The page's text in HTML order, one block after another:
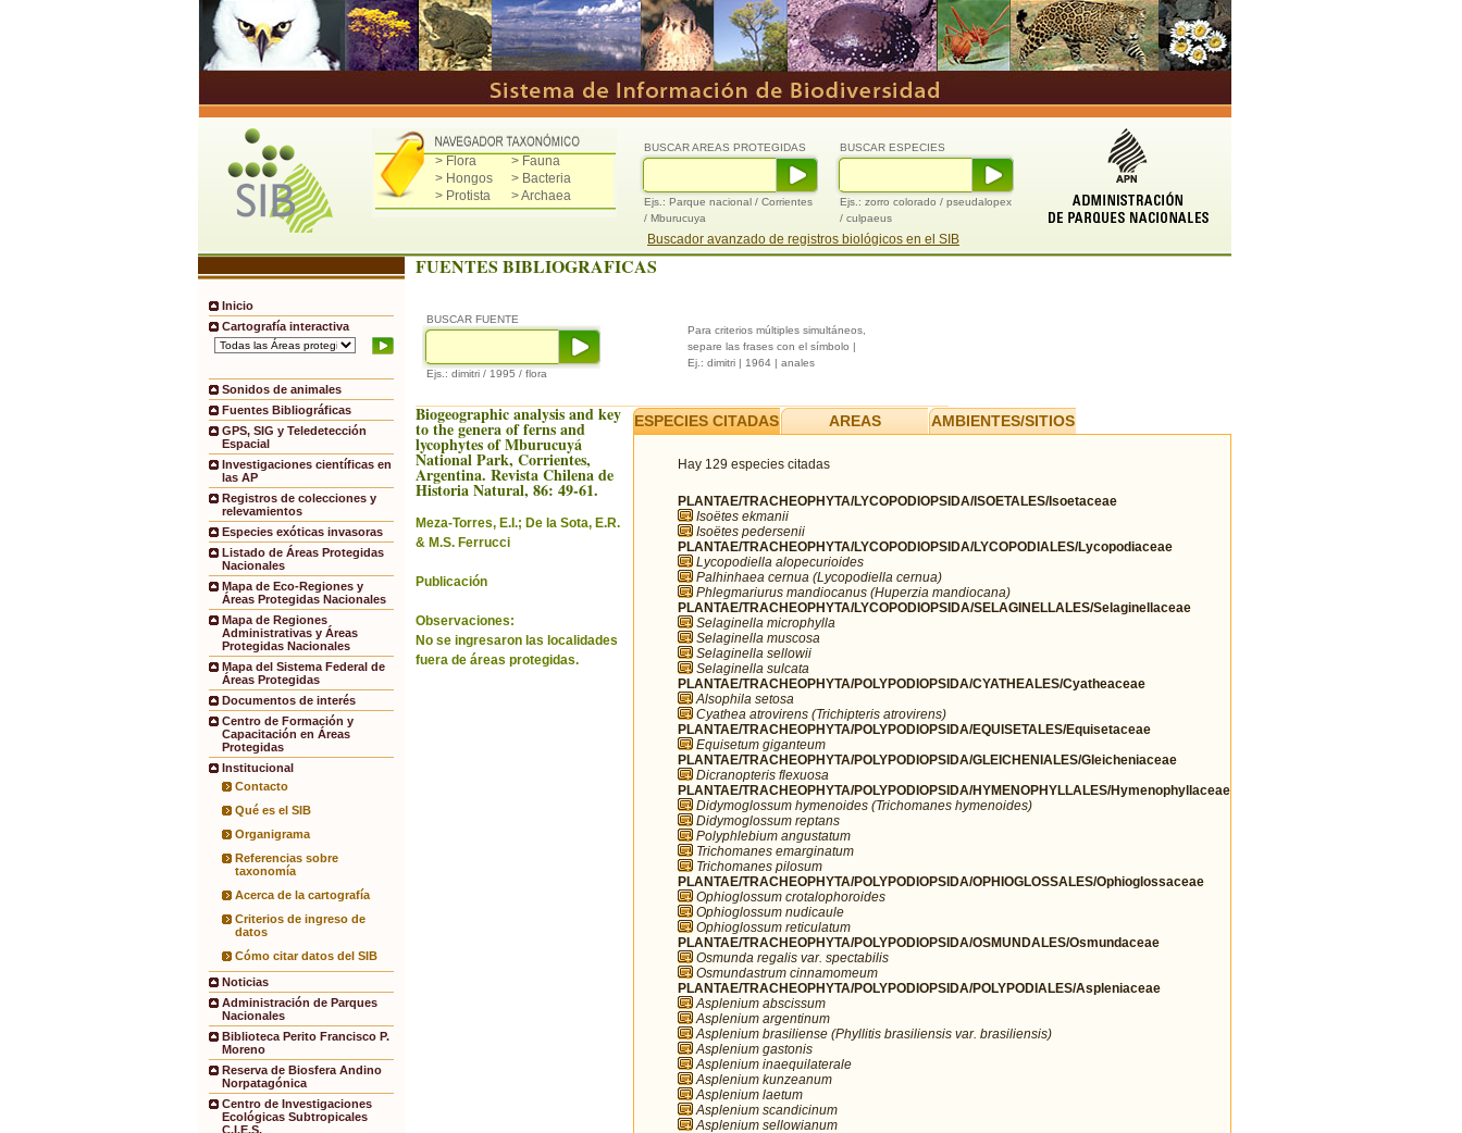
> Flora
> Fauna
> Hongos
> Bacteria
> Protista
> Archaea
BUSCAR ESPECIES
Ejs.: zorro colorado / pseudalopex
/ culpaeus
BUSCAR AREAS PROTEGIDAS
Ejs.: Parque nacional / Corrientes
/ Mburucuya
Buscador avanzado de registros biológicos en el SIB
Inicio
Cartografía interactiva
Sonidos de animales
Fuentes Bibliográficas
GPS, SIG y Teledetección
Espacial
Investigaciones científicas en
las AP
Registros de colecciones y
relevamientos
Especies exóticas invasoras
Listado de Áreas Protegidas
Nacionales
Mapa de Eco-Regiones y
Áreas Protegidas Nacionales
Mapa de Regiones
Administrativas y Áreas
Protegidas Nacionales
Mapa del Sistema Federal de
Áreas Protegidas
Documentos de interés
Centro de Formación y
Capacitación en Áreas
Protegidas
Institucional
Contacto
Qué es el SIB
Organigrama
Referencias sobre
taxonomía
Acerca de la cartografía
Criterios de ingreso de
datos
Cómo citar datos del SIB
Noticias
Administración de Parques
Nacionales
Biblioteca Perito Francisco P.
Moreno
Reserva de Biosfera Andino
Norpatagónica
Centro de Investigaciones
Ecológicas Subtropicales
C.I.E.S.
FUENTES BIBLIOGRAFICAS
BUSCAR FUENTE
Ejs.: dimitri / 1995 / flora
Para criterios múltiples simultáneos,
separe las frases con el símbolo |
Ej.: dimitri | 1964 | anales
Biogeographic analysis and key
to the genera of ferns and
lycophytes of Mburucuyá
National Park, Corrientes,
Argentina. Revista Chilena de
Historia Natural, 86: 49-61.
Meza-Torres, E.I.; De la Sota, E.R.
& M.S. Ferrucci
Publicación
Observaciones:
No se ingresaron las localidades
fuera de áreas protegidas.
ESPECIES CITADAS AREAS AMBIENTES/SITIOS
Hay 129 especies citadas
PLANTAE/TRACHEOPHYTA/LYCOPODIOPSIDA/ISOETALES/Isoetaceae
Isoëtes ekmanii
Isoëtes pedersenii
PLANTAE/TRACHEOPHYTA/LYCOPODIOPSIDA/LYCOPODIALES/Lycopodiaceae
Lycopodiella alopecurioides
Palhinhaea cernua (Lycopodiella cernua)
Phlegmariurus mandiocanus (Huperzia mandiocana)
PLANTAE/TRACHEOPHYTA/LYCOPODIOPSIDA/SELAGINELLALES/Selaginellaceae
Selaginella microphylla
Selaginella muscosa
Selaginella sellowii
Selaginella sulcata
PLANTAE/TRACHEOPHYTA/POLYPODIOPSIDA/CYATHEALES/Cyatheaceae
Alsophila setosa
Cyathea atrovirens (Trichipteris atrovirens)
PLANTAE/TRACHEOPHYTA/POLYPODIOPSIDA/EQUISETALES/Equisetaceae
Equisetum giganteum
PLANTAE/TRACHEOPHYTA/POLYPODIOPSIDA/GLEICHENIALES/Gleicheniaceae
Dicranopteris flexuosa
PLANTAE/TRACHEOPHYTA/POLYPODIOPSIDA/HYMENOPHYLLALES/Hymenophyllaceae
Didymoglossum hymenoides (Trichomanes hymenoides)
Didymoglossum reptans
Polyphlebium angustatum
Trichomanes emarginatum
Trichomanes pilosum
PLANTAE/TRACHEOPHYTA/POLYPODIOPSIDA/OPHIOGLOSSALES/Ophioglossaceae
Ophioglossum crotalophoroides
Ophioglossum nudicaule
Ophioglossum reticulatum
PLANTAE/TRACHEOPHYTA/POLYPODIOPSIDA/OSMUNDALES/Osmundaceae
Osmunda regalis var. spectabilis
Osmundastrum cinnamomeum
PLANTAE/TRACHEOPHYTA/POLYPODIOPSIDA/POLYPODIALES/Aspleniaceae
Asplenium abscissum
Asplenium argentinum
Asplenium brasiliense (Phyllitis brasiliensis var. brasiliensis)
Asplenium gastonis
Asplenium inaequilaterale
Asplenium kunzeanum
Asplenium laetum
Asplenium scandicinum
Asplenium sellowianum